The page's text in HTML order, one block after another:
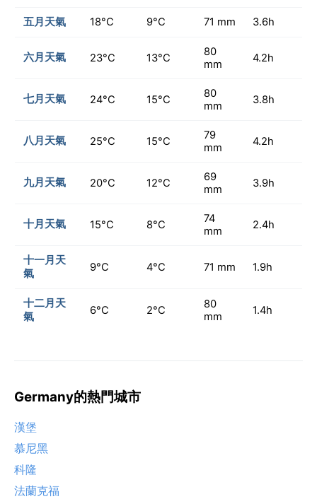
五月天氣 18°C 9°C 71 mm 3.6h
六月天氣 23°C 13°C
80
mm
4.2h
七月天氣 24°C 15°C
80
mm
3.8h
八月天氣 25°C 15°C
79
mm
4.2h
九月天氣 20°C 12°C
69
mm
3.9h
十月天氣 15°C 8°C
74
mm
2.4h
十一月天
氣
9°C 4°C 71 mm 1.9h
十二月天
氣
6°C 2°C
80
mm
1.4h
Germany的熱門城市
漢堡
慕尼黑
科隆
法蘭克福